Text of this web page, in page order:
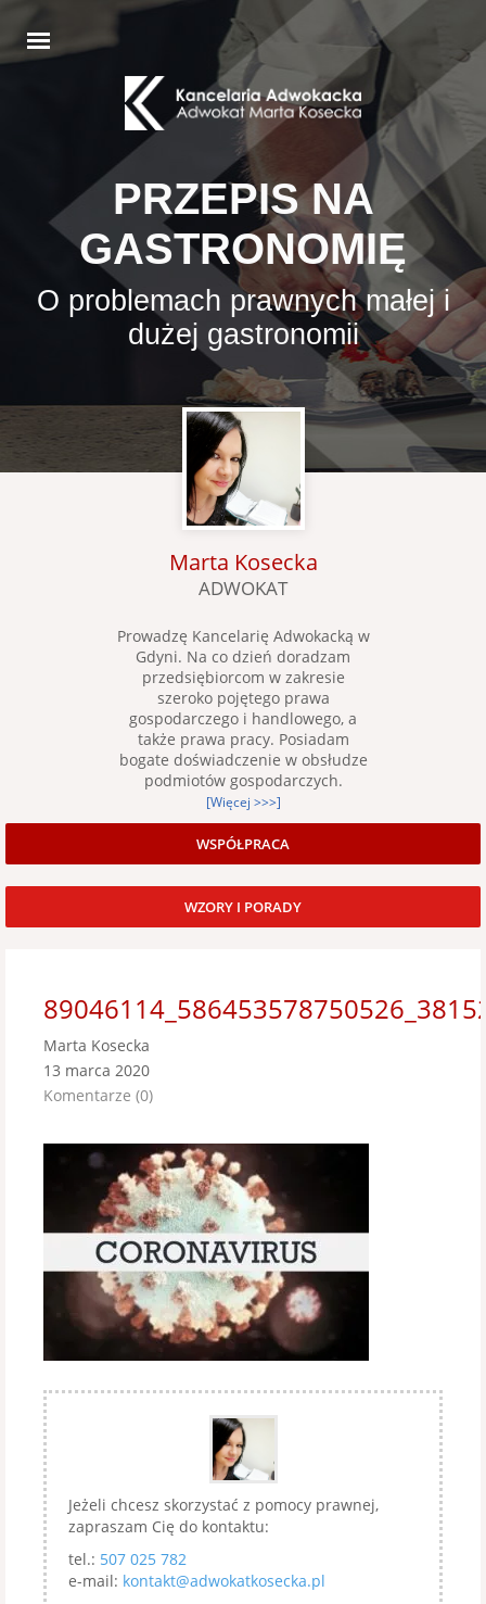
PRZEPIS NA
GASTRONOMIĘ
O problemach prawnych małej i
dużej gastronomii
Marta Kosecka
ADWOKAT
Prowadzę Kancelarię Adwokacką w
Gdyni. Na co dzień doradzam
przedsiębiorcom w zakresie
szeroko pojętego prawa
gospodarczego i handlowego, a
także prawa pracy. Posiadam
bogate doświadczenie w obsłudze
podmiotów gospodarczych.
[Więcej >>>]
WSPÓŁPRACA
WZORY I PORADY
Marta Kosecka
13 marca 2020
Komentarze (0)
Jeżeli chcesz skorzystać z pomocy prawnej,
zapraszam Cię do kontaktu:
tel.: 507 025 782
e-mail: kontakt@adwokatkosecka.pl